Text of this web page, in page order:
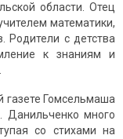
области. Отец
математики,
Родители с детства
к знаниям и
газете Гомсельмаша
Данильченко много
со стихами на